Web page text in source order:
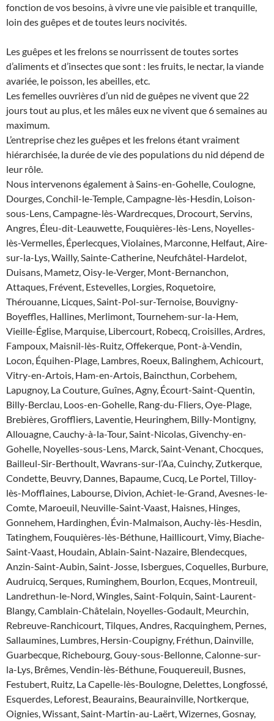
fonction de vos besoins, à vivre une vie paisible et tranquille,
loin des guêpes et de toutes leurs nocivités.
Les guêpes et les frelons se nourrissent de toutes sortes
d’aliments et d’insectes que sont : les fruits, le nectar, la viande
avariée, le poisson, les abeilles, etc.
Les femelles ouvrières d’un nid de guêpes ne vivent que 22
jours tout au plus, et les mâles eux ne vivent que 6 semaines au
maximum.
L’entreprise chez les guêpes et les frelons étant vraiment
hiérarchisée, la durée de vie des populations du nid dépend de
leur rôle.
Nous intervenons également à Sains-en-Gohelle, Coulogne,
Dourges, Conchil-le-Temple, Campagne-lès-Hesdin, Loison-
sous-Lens, Campagne-lès-Wardrecques, Drocourt, Servins,
Angres, Éleu-dit-Leauwette, Fouquières-lès-Lens, Noyelles-
lès-Vermelles, Éperlecques, Violaines, Marconne, Helfaut, Aire-
sur-la-Lys, Wailly, Sainte-Catherine, Neufchâtel-Hardelot,
Duisans, Mametz, Oisy-le-Verger, Mont-Bernanchon,
Attaques, Frévent, Estevelles, Lorgies, Roquetoire,
Thérouanne, Licques, Saint-Pol-sur-Ternoise, Bouvigny-
Boyeffles, Hallines, Merlimont, Tournehem-sur-la-Hem,
Vieille-Église, Marquise, Libercourt, Robecq, Croisilles, Ardres,
Fampoux, Maisnil-lès-Ruitz, Offekerque, Pont-à-Vendin,
Locon, Équihen-Plage, Lambres, Roeux, Balinghem, Achicourt,
Vitry-en-Artois, Ham-en-Artois, Baincthun, Corbehem,
Lapugnoy, La Couture, Guînes, Agny, Écourt-Saint-Quentin,
Billy-Berclau, Loos-en-Gohelle, Rang-du-Fliers, Oye-Plage,
Brebières, Groffliers, Laventie, Heuringhem, Billy-Montigny,
Allouagne, Cauchy-à-la-Tour, Saint-Nicolas, Givenchy-en-
Gohelle, Noyelles-sous-Lens, Marck, Saint-Venant, Chocques,
Bailleul-Sir-Berthoult, Wavrans-sur-l’Aa, Cuinchy, Zutkerque,
Condette, Beuvry, Dannes, Bapaume, Cucq, Le Portel, Tilloy-
lès-Mofflaines, Labourse, Divion, Achiet-le-Grand, Avesnes-le-
Comte, Maroeuil, Neuville-Saint-Vaast, Haisnes, Hinges,
Gonnehem, Hardinghen, Évin-Malmaison, Auchy-lès-Hesdin,
Tatinghem, Fouquières-lès-Béthune, Haillicourt, Vimy, Biache-
Saint-Vaast, Houdain, Ablain-Saint-Nazaire, Blendecques,
Anzin-Saint-Aubin, Saint-Josse, Isbergues, Coquelles, Burbure,
Audruicq, Serques, Ruminghem, Bourlon, Ecques, Montreuil,
Landrethun-le-Nord, Wingles, Saint-Folquin, Saint-Laurent-
Blangy, Camblain-Châtelain, Noyelles-Godault, Meurchin,
Rebreuve-Ranchicourt, Tilques, Andres, Racquinghem, Pernes,
Sallaumines, Lumbres, Hersin-Coupigny, Fréthun, Dainville,
Guarbecque, Richebourg, Gouy-sous-Bellonne, Calonne-sur-
la-Lys, Brêmes, Vendin-lès-Béthune, Fouquereuil, Busnes,
Festubert, Ruitz, La Capelle-lès-Boulogne, Delettes, Longfossé,
Esquerdes, Leforest, Beaurains, Beaurainville, Nortkerque,
Oignies, Wissant, Saint-Martin-au-Laërt, Wizernes, Gosnay,